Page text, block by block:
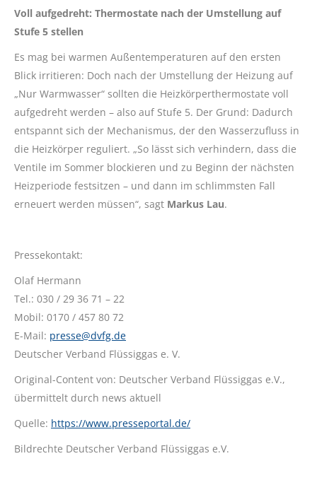
Voll aufgedreht: Thermostate nach der Umstellung auf
Stufe 5 stellen
Es mag bei warmen Außentemperaturen auf den ersten
Blick irritieren: Doch nach der Umstellung der Heizung auf
„Nur Warmwasser“ sollten die Heizkörperthermostate voll
aufgedreht werden – also auf Stufe 5. Der Grund: Dadurch
entspannt sich der Mechanismus, der den Wasserzufluss in
die Heizkörper reguliert. „So lässt sich verhindern, dass die
Ventile im Sommer blockieren und zu Beginn der nächsten
Heizperiode festsitzen – und dann im schlimmsten Fall
erneuert werden müssen“, sagt Markus Lau.
Pressekontakt:
Olaf Hermann
Tel.: 030 / 29 36 71 – 22
Mobil: 0170 / 457 80 72
E-Mail: presse@dvfg.de
Deutscher Verband Flüssiggas e. V.
Original-Content von: Deutscher Verband Flüssiggas e.V.,
übermittelt durch news aktuell
Quelle: https://www.presseportal.de/
Bildrechte Deutscher Verband Flüssiggas e.V.